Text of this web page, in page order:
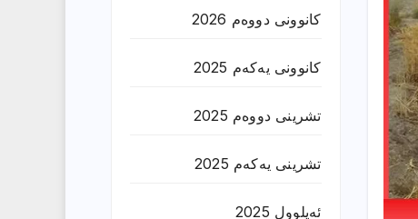
کانوونی دووەم 2026
کانوونی یەکەم 2025
تشرینی دووەم 2025
تشرینی یەکەم 2025
ئەیلوول 2025